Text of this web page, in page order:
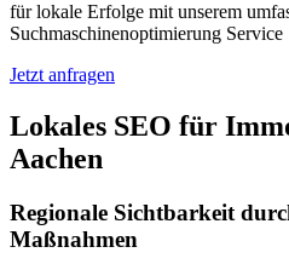
für lokale Erfolge mit unserem
Suchmaschinenoptimierung Service
Jetzt anfragen
Lokales SEO für
Aachen
Regionale Sichtbarkeit
Maßnahmen